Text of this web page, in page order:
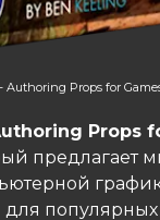
Authoring Props for
Props
предлагает
для